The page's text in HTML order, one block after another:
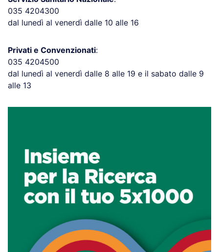
035 4204300
dal lunedì al venerdì dalle 10 alle 16
Privati e Convenzionati:
035 4204500
dal lunedì al venerdì dalle 8 alle 19 e il sabato dalle 9
alle 13